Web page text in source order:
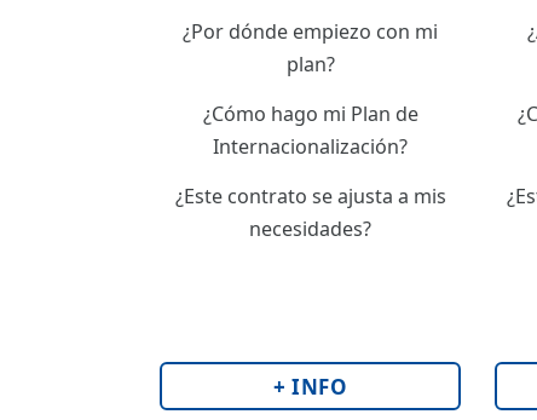
¿Por dónde empiezo con mi
plan?
¿Cómo hago mi Plan de
Internacionalización?
¿Este contrato se ajusta a mis
necesidades?
+ INFO